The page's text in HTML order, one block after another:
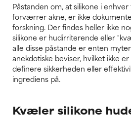
Påstanden om, at silikone i
forværrer akne, er ikke
forskning. Der findes heller ikke
silikone er hudirriterende eller
alle disse påstande er enten
anekdotiske beviser, hvilket ikke
definere sikkerheden eller
ingrediens på.
Kvæler silikone